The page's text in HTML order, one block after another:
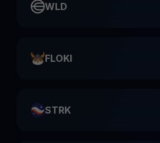
WLD
FLOKI
STRK